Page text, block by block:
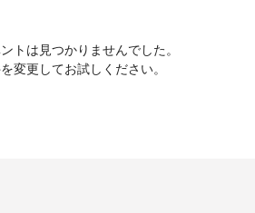
トは見つかりませんでした。
変更してお試しください。